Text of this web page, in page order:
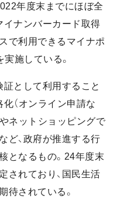
年度末までにほぼ全
イナンバーカード取得
で利用できるマイナポ
実施している。
証として利用すること
（オンライン申請な
ネットショッピングで
ど、政府が推進する行
となるもの。24年度末
されており、国民生活
待されている。